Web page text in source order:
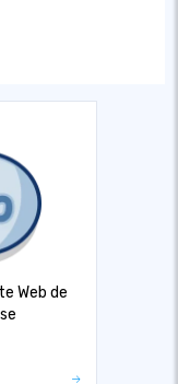
Web de